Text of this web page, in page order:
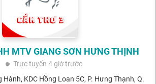
MTV GIANG SƠN HƯNG THỊNH
Trực tuyến 4 giờ trước
Hành, KDC Hồng Loan 5C, P. Hưng Thạnh, Q.